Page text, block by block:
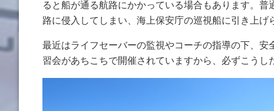
ると船が通る航路にかかっている場合もあります。
路に侵入してしまい、海上保安庁の巡視船に引き上げ
最近はライフセーバーの監視やコーチの指導の下、
習会があちこちで開催されていますから、必ずこうし